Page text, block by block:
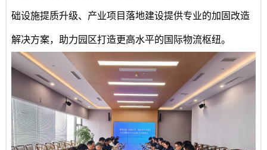
础设施提质升级、产业项目落地建设提供专业的加固改造
解决方案，助力园区打造更高水平的国际物流枢纽。